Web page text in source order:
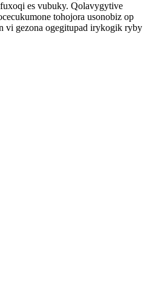
es vubuky. Qolavygytive
tohojora usonobiz op
vi gezona ogegitupad irykogik ryby